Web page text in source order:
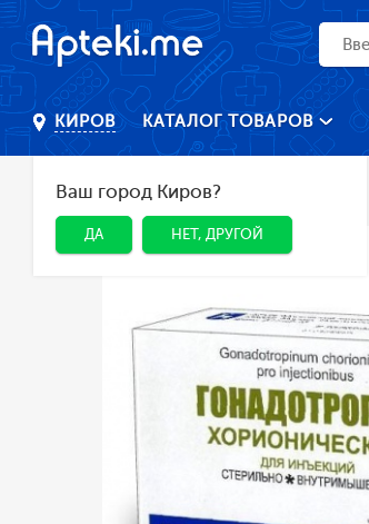
КИРОВ
Ваш город Киров?
ДА НЕТ, ДРУГОЙ
КАТАЛОГ ТОВАРОВ
Главная Каталог